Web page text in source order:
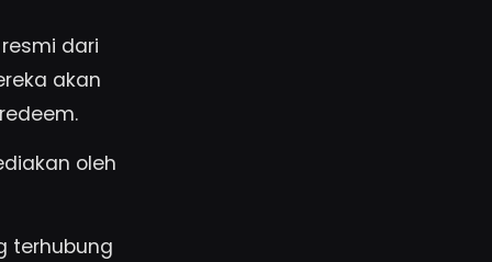
dari
akan
oleh
terhubung